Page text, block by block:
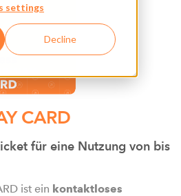
settings
Decline
CARD
für eine Nutzung von bis
ist ein kontaktloses